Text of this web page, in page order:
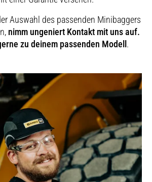
Auswahl des passenden Minibaggers
nimm ungeniert Kontakt mit uns auf.
zu deinem passenden Modell.